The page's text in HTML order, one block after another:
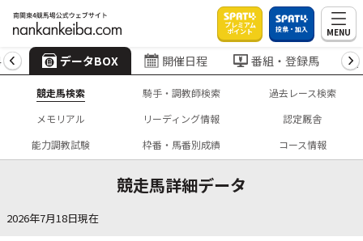
プレミアム
ポイント 投票・加入 MENU
データBOX 開催日程 番組・登録馬
競走馬検索 騎手・調教師検索
過去レース検索
メモリアル
リーディング情報
認定厩舎
能力調教試験
枠番・馬番別成績 コース情報
競走馬詳細データ
2026年7月18日現在